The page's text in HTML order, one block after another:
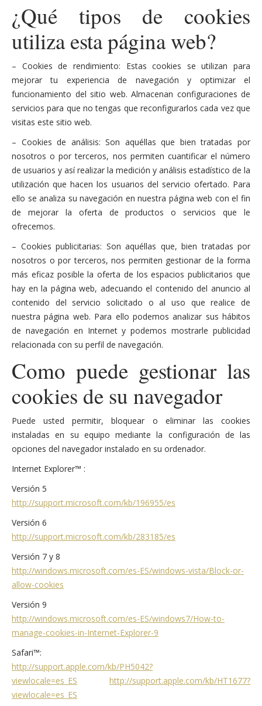
¿Qué tipos de cookies
utiliza esta página web?
– Cookies de rendimiento: Estas cookies se utilizan para
mejorar tu experiencia de navegación y optimizar el
funcionamiento del sitio web. Almacenan configuraciones de
servicios para que no tengas que reconfigurarlos cada vez que
visitas este sitio web.
– Cookies de análisis: Son aquéllas que bien tratadas por
nosotros o por terceros, nos permiten cuantificar el número
de usuarios y así realizar la medición y análisis estadístico de la
utilización que hacen los usuarios del servicio ofertado. Para
ello se analiza su navegación en nuestra página web con el fin
de mejorar la oferta de productos o servicios que le
ofrecemos.
– Cookies publicitarias: Son aquéllas que, bien tratadas por
nosotros o por terceros, nos permiten gestionar de la forma
más eficaz posible la oferta de los espacios publicitarios que
hay en la página web, adecuando el contenido del anuncio al
contenido del servicio solicitado o al uso que realice de
nuestra página web. Para ello podemos analizar sus hábitos
de navegación en Internet y podemos mostrarle publicidad
relacionada con su perfil de navegación.
Como puede gestionar las
cookies de su navegador
Puede usted permitir, bloquear o eliminar las cookies
instaladas en su equipo mediante la configuración de las
opciones del navegador instalado en su ordenador.
Internet Explorer™ :
Versión 5
http://support.microsoft.com/kb/196955/es
Versión 6
http://support.microsoft.com/kb/283185/es
Versión 7 y 8
http://windows.microsoft.com/es-ES/windows-vista/Block-or-
allow-cookies
Versión 9
http://windows.microsoft.com/es-ES/windows7/How-to-
manage-cookies-in-Internet-Explorer-9
Safari™:
http://support.apple.com/kb/PH5042?
viewlocale=es_ES
http://support.apple.com/kb/HT1677?
viewlocale=es_ES